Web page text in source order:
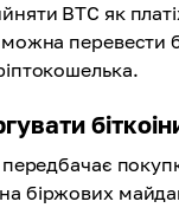
BTC як
можна перевести
передбачає
біржових